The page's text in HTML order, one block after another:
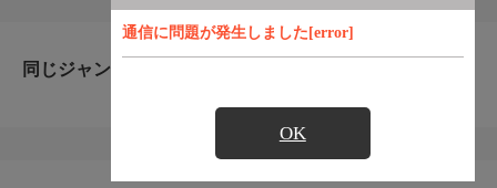
通信に問題が発生しました[error]
OK
同じジャンルのおすすめ番組